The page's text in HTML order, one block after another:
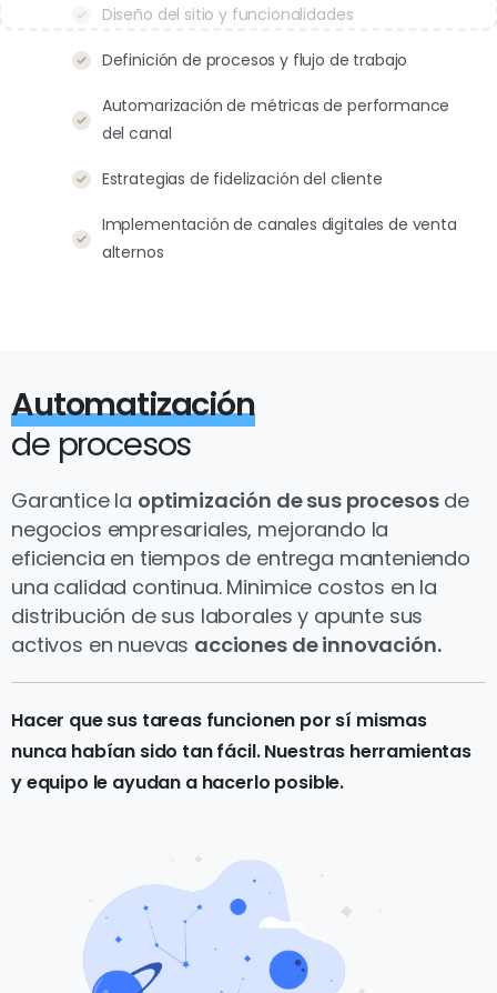
Diseño del sitio y funcionalidades
Definición de procesos y flujo de trabajo
Automarización de métricas de performance
del canal
Estrategias de fidelización del cliente
Implementación de canales digitales de venta
alternos
Automatización
de procesos
Garantice la optimización de sus procesosde
negocios empresariales, mejorando la
eficiencia en tiempos de entrega manteniendo
una calidad continua. Minimice costos en la
distribución de sus laborales y apunte sus
activos en nuevas acciones de innovación.
Hacer que sus tareas funcionen por sí mismas
nunca habían sido tan fácil. Nuestras herramientas
y equipo le ayudan a hacerlo posible.